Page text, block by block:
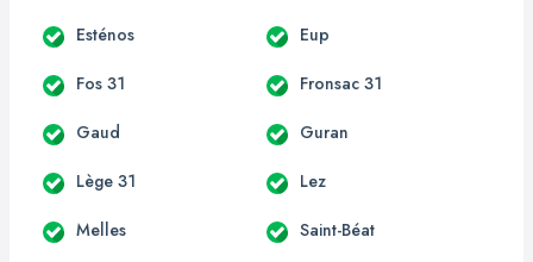
Esténos Eup
Fos 31 Fronsac 31
Gaud Guran
Lège 31 Lez
Melles Saint-Béat